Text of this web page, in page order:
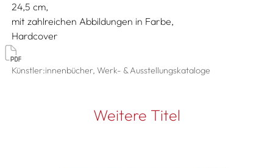
24,5
mit zahlreichen Abbildungen in Farbe
Hardcover
Künstler:innenbücher, Werk- & Ausstellungskataloge
Weitere Titel